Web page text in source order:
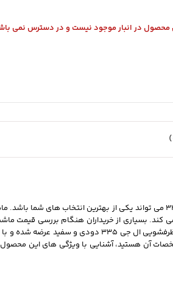
محصول در انبار موجود نیست و در دسترس نمی
محصولی هستند که علاوه بر کیفیت شستشوی عالی، مصرف آب و انرژی پایینی نیز داشته باشد.
ظرفشویی ال جی 335 را دارید یا به دنبال بررسی نظرات و مشخصات آن هستید،